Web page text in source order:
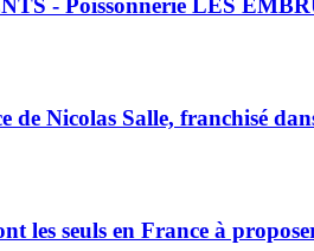
de Nicolas Salle, franchisé
les seuls en France à